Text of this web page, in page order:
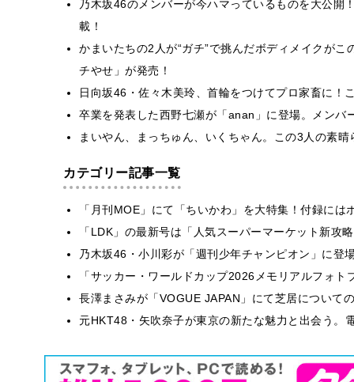
乃木坂46のメンバーが今ハマっているものを大公
載！
かまいたちの2人が“ガチ”で挑んだボディメイクが
チやせ」が発売！
日向坂46・佐々木美玲、首輪をつけてプロ家畜に！
卒業を発表した西野七瀬が「anan」に登場。メンバ
まいやん、まっちゅん、いくちゃん。この3人の素
カテゴリー記事一覧
「月刊MOE」にて「ちいかわ」を大特集！付録に
「LDK」の最新号は「人気スーパーマーケット新
乃木坂46・小川彩が「週刊少年チャンピオン」に
「サッカー・ワールドカップ2026メモリアルフォ
長澤まさみが「VOGUE JAPAN」にて芝居について
元HKT48・矢吹奈子が東京の新たな魅力と出会う